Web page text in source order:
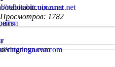
Просмотров: 1782